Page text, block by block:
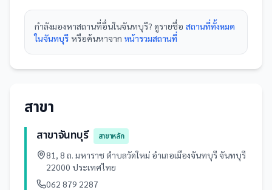
กำลังมองหาสถานที่อื่นในจันทบุรี? ดูรายชื่อ สถานที่ทั้งหมด
ในจันทบุรี หรือค้นหาจาก หน้ารวมสถานที่
สาขา
สาขาจันทบุรี
สาขาหลัก
81, 8 ถ. มหาราช ตำบลวัดใหม่ อำเภอเมืองจันทบุรี จันทบุรี
22000 ประเทศไทย
062 879 2287